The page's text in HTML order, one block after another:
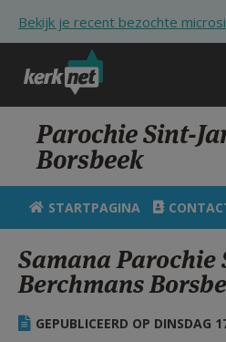
Bekijk je recent bezochte
STARTPAGINA
KERK
VIERINGEN
ZOEKEN
HULP
Parochie Sint-
Borsbeek
STARTPAGINA
Samana Parochie
Berchmans
GEPUBLICEERD OP DINSDAG